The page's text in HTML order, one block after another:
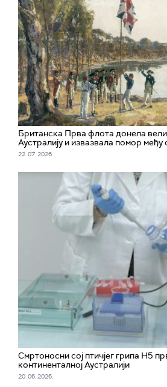
Британска Прва флота донела
Аустралију и извазвала помор
22. 07. 2026.
Смртоносни сој птичјег грипа H5
континенталној Аустралији
20. 06. 2026.